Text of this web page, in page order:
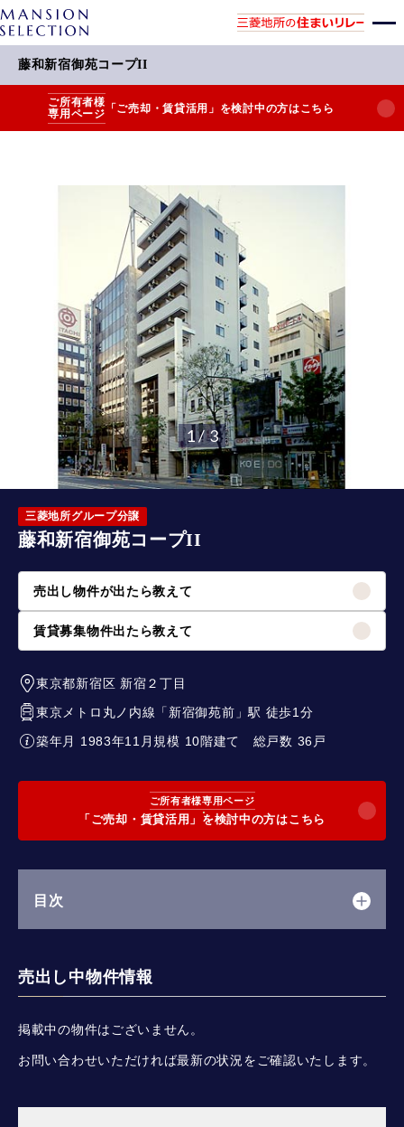
藤和新宿御苑コープII
ご所有者様
専用ページ 「ご売却・賃貸活用」を検討中の方はこちら
1 / 3
三菱地所グループ分譲
藤和新宿御苑コープII
売出し物件が出たら教えて
賃貸募集物件出たら教えて
東京都新宿区 新宿２丁目
東京メトロ丸ノ内線 「 新宿御苑前 」駅 徒歩1分
築年月 1983年11月規模 10階建て 総戸数 36戸
ご所有者様専用ページ
「ご売却・賃貸活用」を検討中の方はこちら
目次
売出し中物件情報
掲載中の物件はございません。
お問い合わせいただければ最新の状況をご確認いたします。